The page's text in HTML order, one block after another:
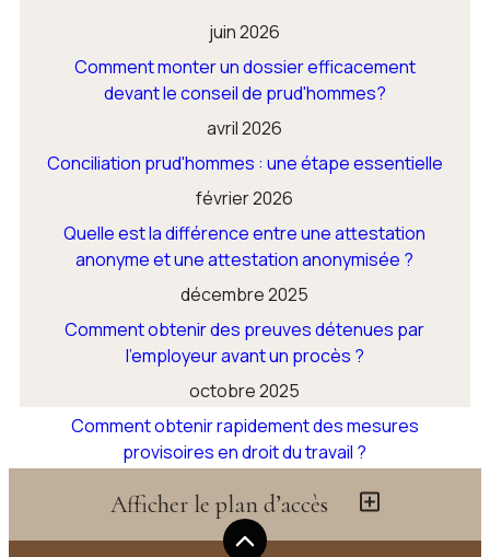
juin 2026
Comment monter un dossier efficacement
devant le conseil de prud'hommes?
avril 2026
Conciliation prud'hommes : une étape essentielle
février 2026
Quelle est la différence entre une attestation
anonyme et une attestation anonymisée ?
décembre 2025
Comment obtenir des preuves détenues par
l'employeur avant un procès ?
octobre 2025
Comment obtenir rapidement des mesures
provisoires en droit du travail ?
Voir toutes les actualités
Afficher le plan d’accès